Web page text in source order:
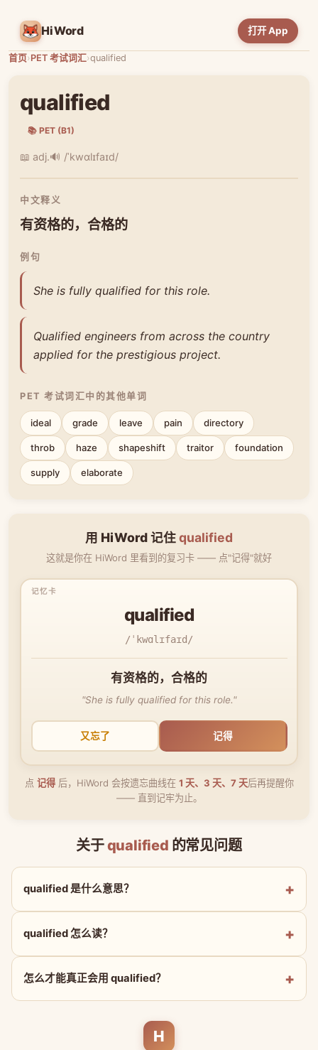
HiWord 打开 App
首页›PET 考试词汇›qualified
qualified
📚 PET (B1)
📖 adj.🔊 /ˈkwɑlɪfaɪd/
中文释义
有资格的，合格的
例句
She is fully qualified for this role.
Qualified engineers from across the country
applied for the prestigious project.
PET 考试词汇中的其他单词
ideal grade leave pain directory
throb haze shapeshift traitor foundation
supply elaborate
用 HiWord 记住qualified
这就是你在 HiWord 里看到的复习卡 —— 点"记得"就好
qualified
/ˈkwɑlɪfaɪd/
有资格的，合格的
"She is fully qualified for this role."
又忘了 记得
点 记得后，HiWord 会按遗忘曲线在 1 天、3 天、7 天后再提醒你
—— 直到记牢为止。
关于qualified 的常见问题
qualified 是什么意思？
qualified 怎么读？
怎么才能真正会用 qualified？
H